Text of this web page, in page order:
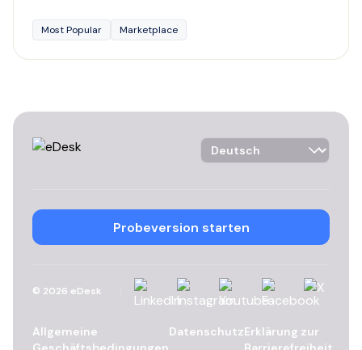
Most Popular Marketplace
Language Selector
Probeversion starten
© 2026 eDesk LinkedInInstagramYouTubeFacebook
X
Allgemeine
DatenschutzErklärung zur